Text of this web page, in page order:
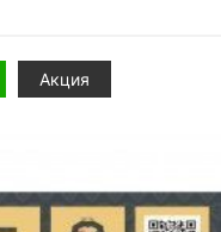
Акция